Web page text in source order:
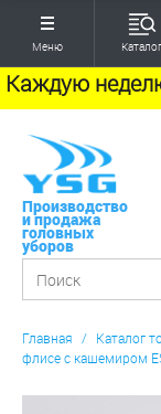
Меню Каталог
Каждую
Производство
и продажа
головных
уборов
Главная / Каталог
флисе с кашемиром